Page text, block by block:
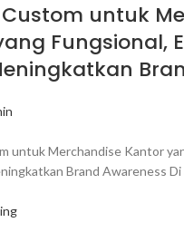
untuk
Fungsional,
untuk Merchandise Kantor
Brand Awareness Di